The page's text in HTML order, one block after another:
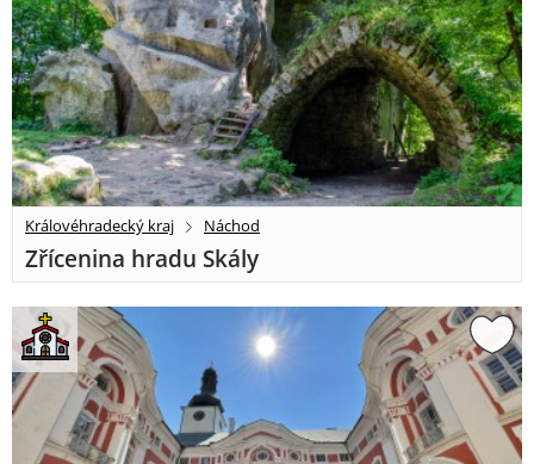
Královéhradecký kraj Náchod
Zřícenina hradu Skály